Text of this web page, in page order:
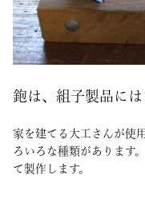
鉋は、組子製品に
家を建てる大工さんが使
ろいろな種類があります
て製作します。